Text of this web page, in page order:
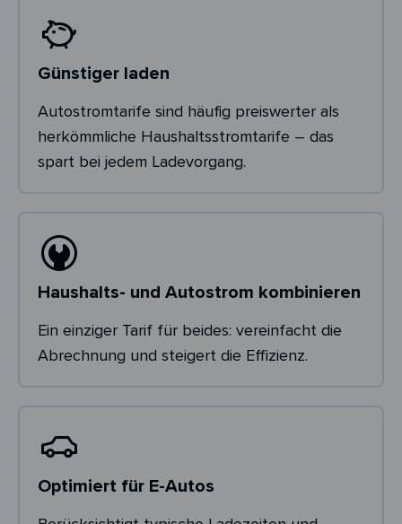
Günstiger laden
Autostromtarife sind häufig preiswerter als
herkömmliche Haushaltsstromtarife – das
spart bei jedem Ladevorgang.
Haushalts- und Autostrom kombinieren
Ein einziger Tarif für beides: vereinfacht die
Abrechnung und steigert die Effizienz.
Optimiert für E-Autos